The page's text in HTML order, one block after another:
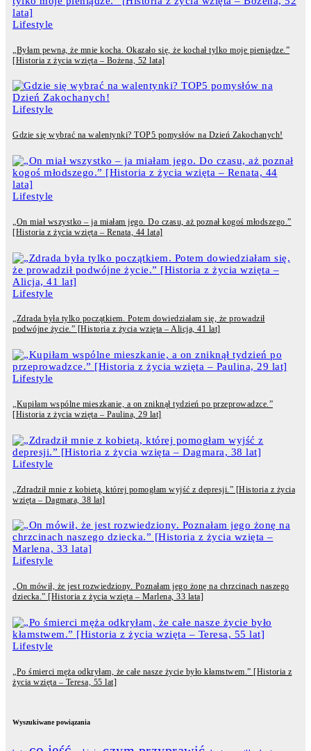
Lifestyle
„Byłam pewna, że mnie kocha. Okazało się, że kochał tylko moje pieniądze.”
[Historia z życia wzięta – Bożena, 52 lata]
Lifestyle
Gdzie się wybrać na walentynki? TOP5 pomysłów na Dzień Zakochanych!
Lifestyle
„On miał wszystko – ja miałam jego. Do czasu, aż poznał kogoś młodszego.”
[Historia z życia wzięta – Renata, 44 lata]
Lifestyle
„Zdrada była tylko początkiem. Potem dowiedziałam się, że prowadził
podwójne życie.” [Historia z życia wzięta – Alicja, 41 lat]
Lifestyle
„Kupiłam wspólne mieszkanie, a on zniknął tydzień po przeprowadzce.”
[Historia z życia wzięta – Paulina, 29 lat]
Lifestyle
„Zdradził mnie z kobietą, której pomogłam wyjść z depresji.” [Historia z życia
wzięta – Dagmara, 38 lat]
Lifestyle
„On mówił, że jest rozwiedziony. Poznałam jego żonę na chrzcinach naszego
dziecka.” [Historia z życia wzięta – Marlena, 33 lata]
Lifestyle
„Po śmierci męża odkryłam, że całe nasze życie było kłamstwem.” [Historia z
życia wzięta – Teresa, 55 lat]
Wyszukiwane powiązania